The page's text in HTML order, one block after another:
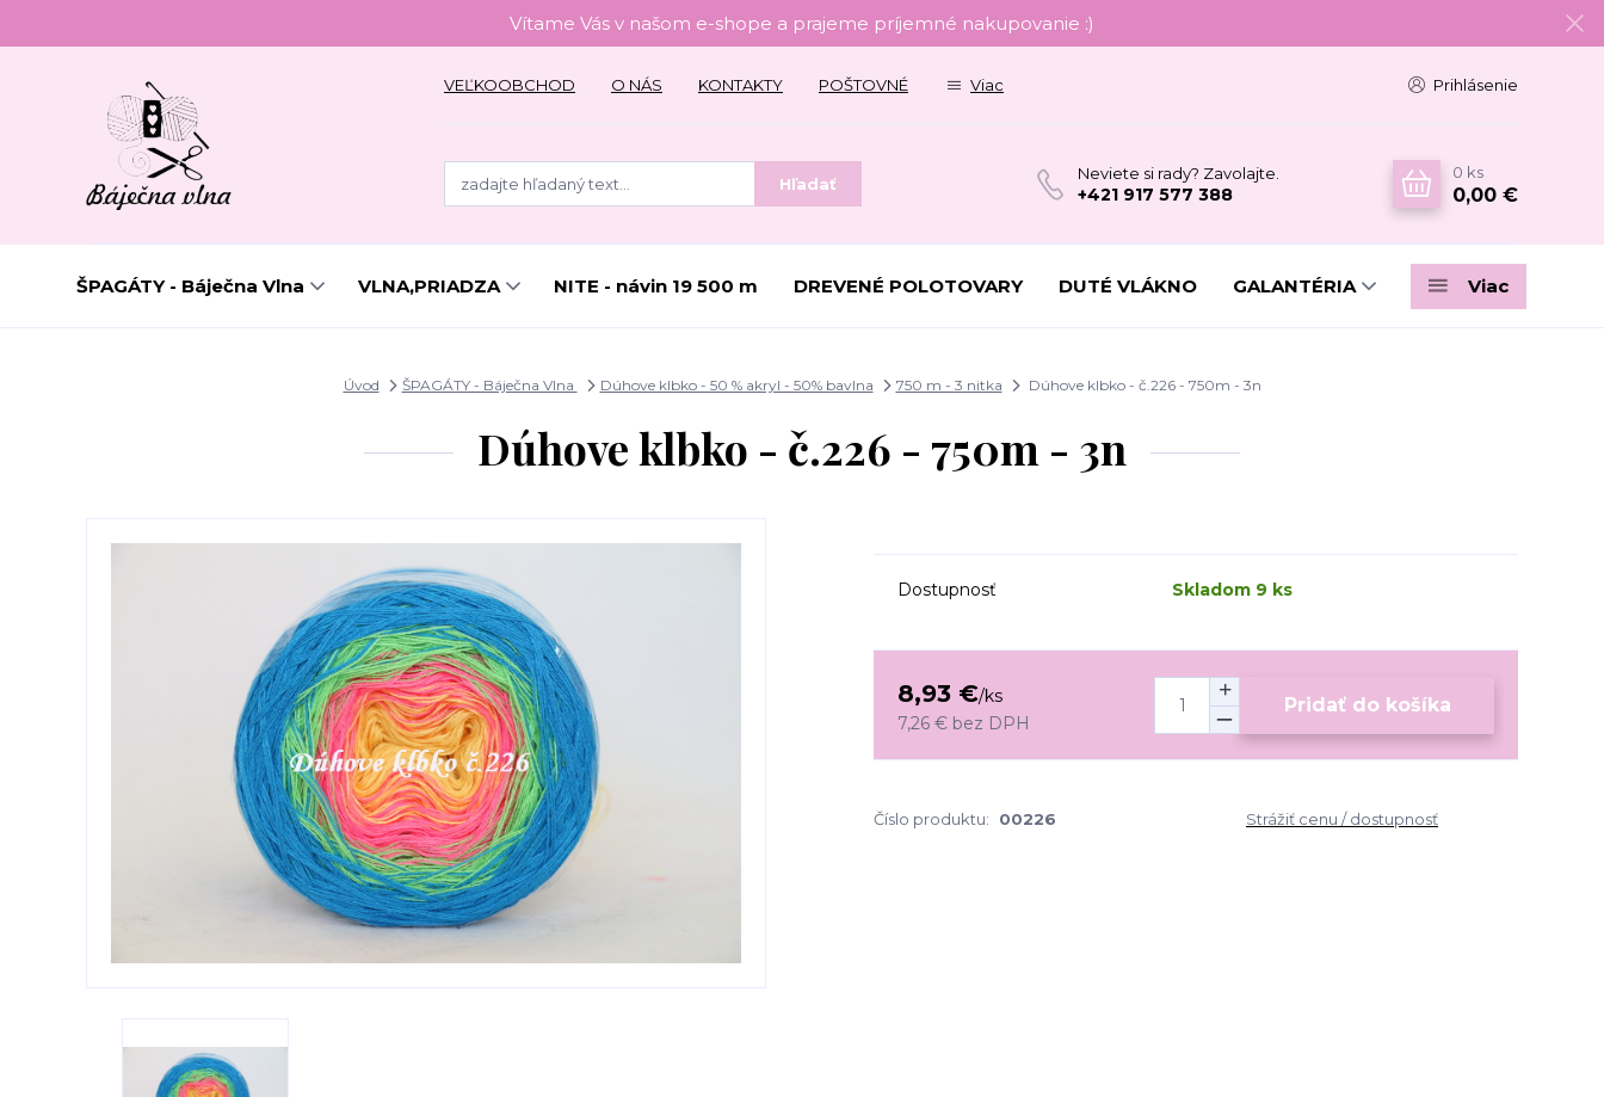
Vítame Vás v našom e-shope a prajeme príjemné nakupovanie :)
VEĽKOOBCHOD O NÁS KONTAKTY POŠTOVNÉ Viac Prihlásenie
Hľadať
Neviete si rady? Zavolajte.
+421 917 577 388
0 ks
0,00 €
ŠPAGÁTY - Báječna Vlna VLNA,PRIADZA NITE - návin 19 500 m DREVENÉ POLOTOVARY DUTÉ VLÁKNO GALANTÉRIA Viac
Úvod ŠPAGÁTY - Báječna Vlna Dúhove klbko - 50 % akryl - 50% bavlna 750 m - 3 nitka Dúhove klbko - č.226 - 750m - 3n
Dúhove klbko - č.226 - 750m - 3n
Dostupnosť Skladom 9 ks
8,93 €/ks
7,26 € bez DPH
Pridať do košíka
Číslo produktu: 00226 Strážiť cenu / dostupnosť